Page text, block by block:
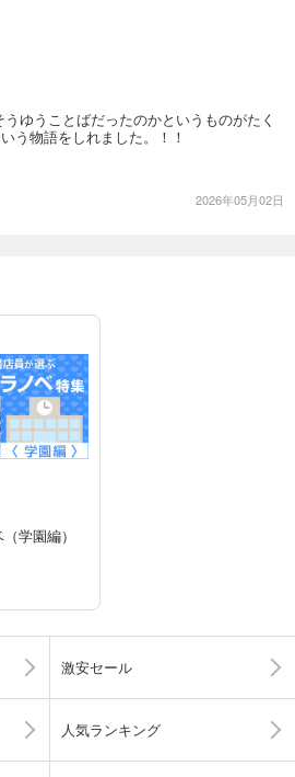
ゆうことばだったのかというものがたく
う物語をしれました。！！
2026年05月02日
学園編）
激安セール
人気ランキング